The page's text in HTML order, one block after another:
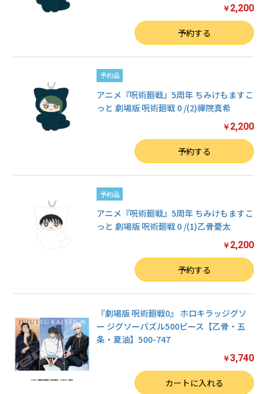
￥ 2,200
予約する
予約品
アニメ『呪術廻戦』5周年 ちみけもますこ
っと 劇場版 呪術廻戦 0 /(2)禪院真希
￥ 2,200
予約する
予約品
アニメ『呪術廻戦』5周年 ちみけもますこ
っと 劇場版 呪術廻戦 0 /(1)乙骨憂太
￥ 2,200
予約する
『劇場版 呪術廻戦0』 ホロキラッジグソ
ー ジグソーパズル500ピース【乙骨・五
条・夏油】500-747
￥3,740
カートに入れる